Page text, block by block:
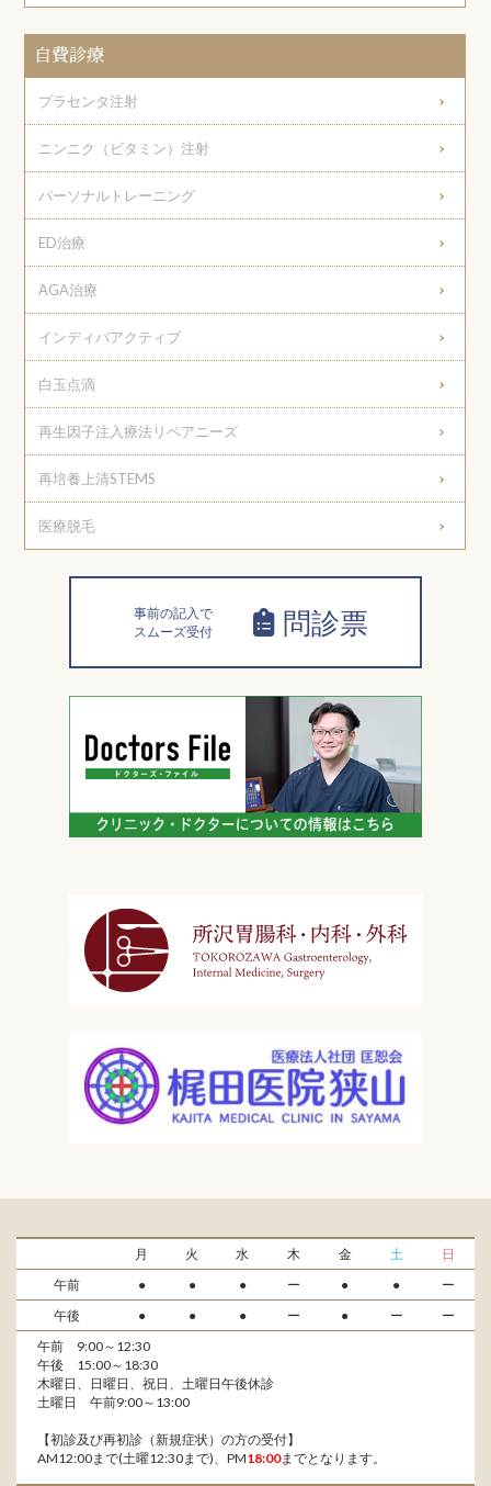
自費診療
プラセンタ注射
ニンニク（ビタミン）注射
パーソナルトレーニング
ED治療
AGA治療
インディバアクティブ
白玉点滴
再生因子注入療法リペアニーズ
再培養上清STEMS
医療脱毛
事前の記入で
スムーズ受付
問診票
月 火 水 木 金 土
日
午前
● ● ● ー ● ●
ー
午後
● ● ● ー ● ー
ー
午前 9:00～12:30
午後 15:00～18:30
木曜日、日曜日、祝日、土曜日午後休診
土曜日 午前9:00～13:00
【初診及び再初診（新規症状）の方の受付】
AM12:00まで(土曜12:30まで)、PM18:00までとなります。